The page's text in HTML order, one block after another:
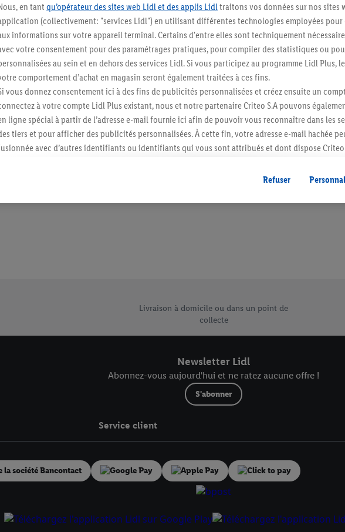
Restez au
Abonnez-vous à la
S'abonner
Livraison à domicile ou dans un point de
collecte
Newsletter Lidl
Abonnez-vous aujourd'hui et ne ratez aucune offre !
S'abonner
Service client
en tant qu’opérateur des sites web Lidl et des applis Lidl traitons vos données sur nos sites
(collectivement: "services Lidl") en utilisant différentes technologies employées pour
informations sur votre appareil terminal. Certains d'entre elles sont techniquement
votre consentement pour des paramétrages pratiques, pour compiler des statistiques ou
au sein et en dehors des services Lidl. Si vous participez au programme Lidl Plus,
comportement d’achat en magasin seront également traitées à ces fins.
vous donnez consentement ici à des fins de publicités personnalisées et créez ensuite un
à votre compte Lidl Plus existant, nous et notre partenaire Criteo S.A pouvons
ligne spécial à partir de l’adresse e-mail fournie ici afin de pouvoir vous reconnaître dans les
tiers et pour afficher des publicités personnalisées. À cette fin, votre adresse e-mail hachée
avec d’autres identifiants ou identifiants qui vous sont attribués et dont dispose Criteo
vous avez montré de l’intérêt (par exemple en plaçant le produit dans un panier d’un webshop
l’achat) peuvent également être affichées sur plusieurs apppareils et plusieurs services de Lidl si
services de Lidl peuvent vous être attribués en utilisant votre adresse e-mail hachée et,
déclaration relative à la protection des données
Refuser